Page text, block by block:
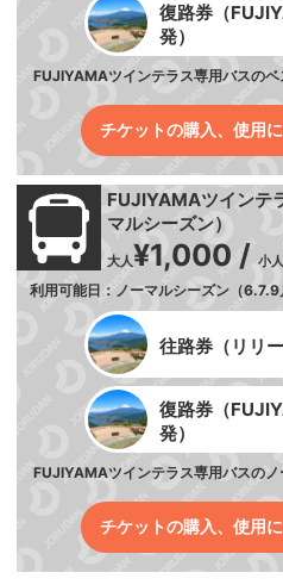
復路券（
発）
FUJIYAMAツインテラス専用バスのベ
チケットの購入、使用
FUJIYAMAツインテ
マルシーズン）
大人¥1,000 /小人
利用可能日：ノーマルシーズン（6.7.9
往路券（リリ
復路券（
発）
FUJIYAMAツインテラス専用バスのノ
チケットの購入、使用